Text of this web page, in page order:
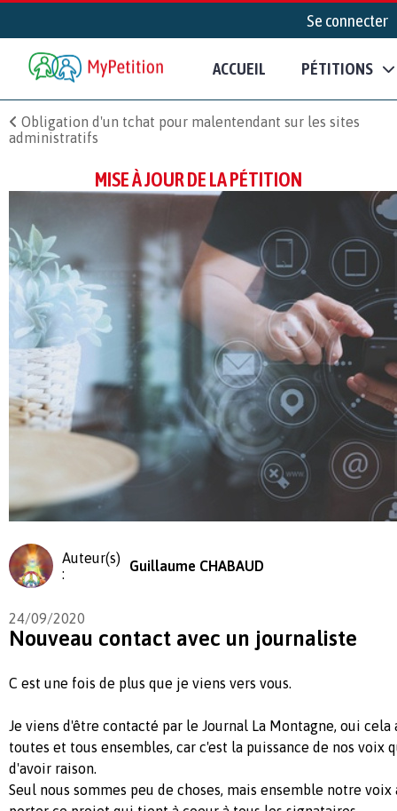
Se connecter
ACCUEIL PÉTITIONS
Obligation d'un tchat pour malentendant sur les sites
administratifs
MISE À JOUR DE LA PÉTITION
Auteur(s)
:
Guillaume CHABAUD
24/09/2020
Nouveau contact avec un journaliste
C est une fois de plus que je viens vers vous.
Je viens d'être contacté par le Journal La Montagne, oui cela
toutes et tous ensembles, car c'est la puissance de nos voix
d'avoir raison.
Seul nous sommes peu de choses, mais ensemble notre